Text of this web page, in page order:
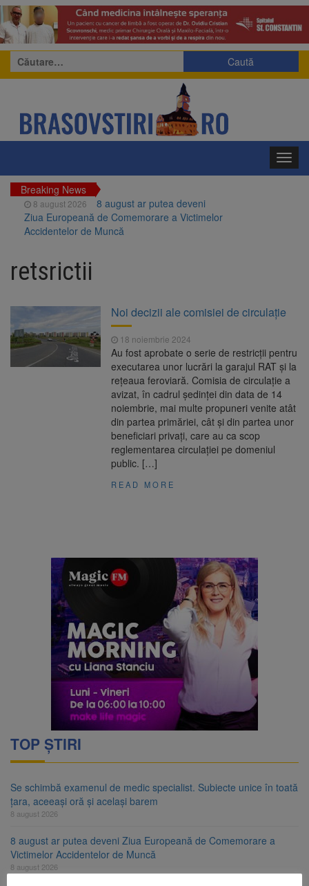
Caută
după:
Breaking News
8 august 2026
8 august ar putea deveni
Ziua Europeană de Comemorare a Victimelor
Accidentelor de Muncă
fostului complex Duplex 91, de lângă Piața
Star
Nivelul Dunării a început să crească
8 august 2026
Asociația Română pentru
Iluminat cere reducerea luminii pe timpul
nopții, nu oprirea iluminatului public
7 august 2026
Trafic blocat pe DN1E Brașov
– Poiana Brașov după un accident. Două
persoane primesc îngrijiri medicale
Se schimbă examenul de
medic specialist. Subiecte unice în toată țara,
aceeași oră și același barem
retsrictii
Noi decizii ale comisiei de circulație
18 noiembrie 2024
Au fost aprobate o serie de restricții pentru
executarea unor lucrări la garajul RAT și la
rețeaua feroviară. Comisia de circulație a
avizat, în cadrul ședinței din data de 14
noiembrie, mai multe propuneri venite atât
din partea primăriei, cât și din partea unor
beneficiari privați, care au ca scop
reglementarea circulației pe domeniul
public. […]
READ MORE
TOP ȘTIRI
Se schimbă examenul de medic specialist. Subiecte unice în toată
țara, aceeași oră și același barem
8 august 2026
8 august ar putea deveni Ziua Europeană de Comemorare a
Victimelor Accidentelor de Muncă
8 august 2026